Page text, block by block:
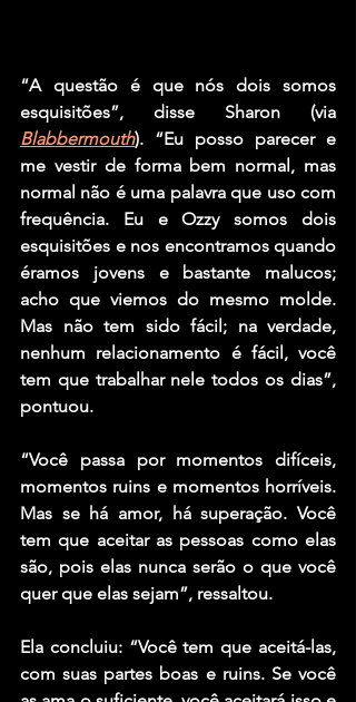
“A questão é que nós dois somos
Blabbermouth). “Eu posso parecer e
me vestir de forma bem normal, mas
normal não é uma palavra que uso com
frequência. Eu e Ozzy somos dois
esquisitões e nos encontramos quando
éramos jovens e bastante malucos;
acho que viemos do mesmo molde.
Mas não tem sido fácil; na verdade,
nenhum relacionamento é fácil, você
tem que trabalhar nele todos os dias”,
pontuou.
“Você passa por momentos difíceis,
momentos ruins e momentos horríveis.
Mas se há amor, há superação. Você
tem que aceitar as pessoas como elas
são, pois elas nunca serão o que você
quer que elas sejam”, ressaltou.
Ela concluiu: “Você tem que aceitá-las,
com suas partes boas e ruins. Se você